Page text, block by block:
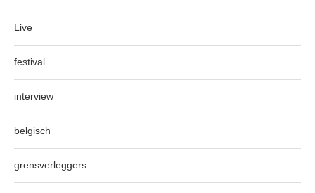
Live
festival
interview
belgisch
grensverleggers